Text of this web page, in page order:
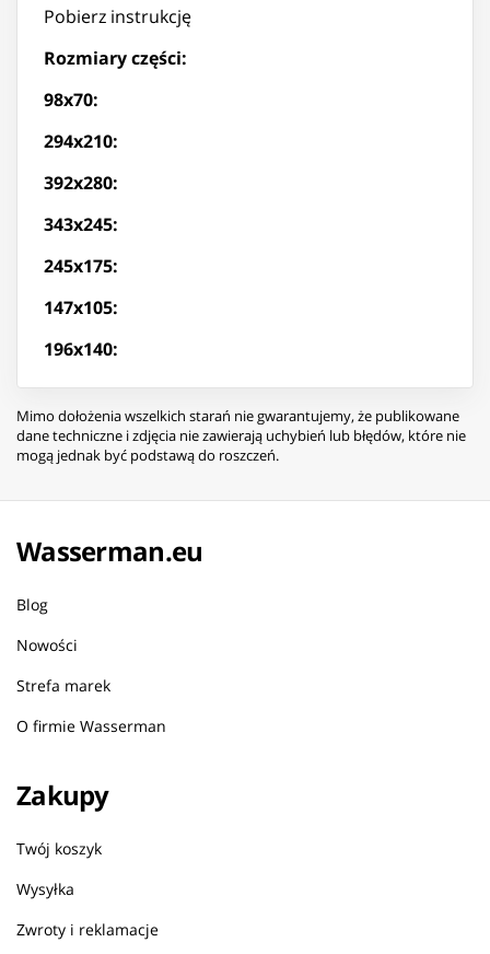
Pobierz instrukcję
Rozmiary części:
98x70:
294x210:
392x280:
343x245:
245x175:
147x105:
196x140:
Mimo dołożenia wszelkich starań nie gwarantujemy, że publikowane
dane techniczne i zdjęcia nie zawierają uchybień lub błędów, które nie
mogą jednak być podstawą do roszczeń.
Wasserman.eu
Blog
Nowości
Strefa marek
O firmie Wasserman
Zakupy
Twój koszyk
Wysyłka
Zwroty i reklamacje